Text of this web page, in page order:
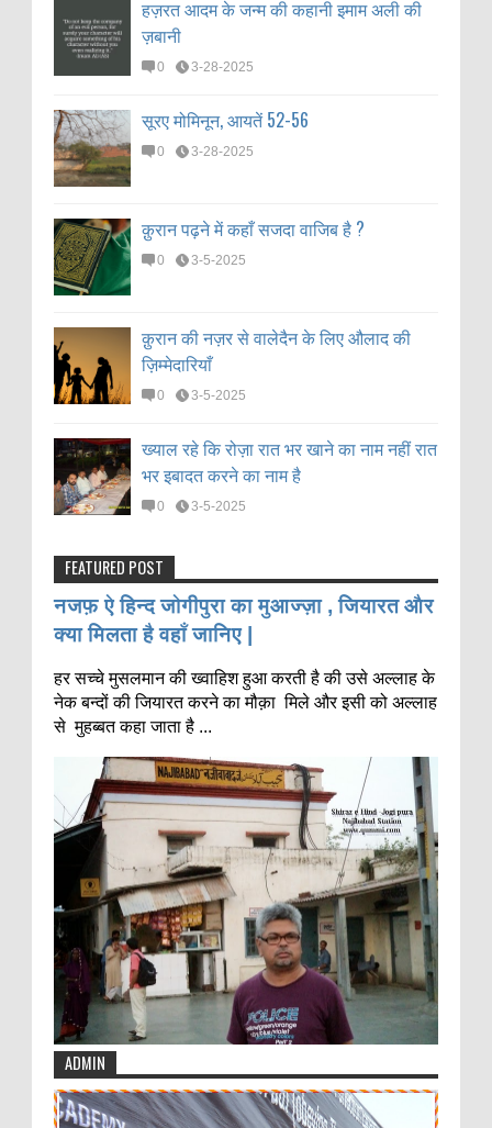
हज़रत आदम के जन्म की कहानी इमाम अली की
ज़बानी
0 3-28-2025
सूरए मोमिनून, आयतें 52-56
0 3-28-2025
क़ुरान पढ़ने में कहाँ सजदा वाजिब है ?
0 3-5-2025
क़ुरान की नज़र से वालेदैन के लिए औलाद की
ज़िम्मेदारियाँ
0 3-5-2025
ख्याल रहे कि रोज़ा रात भर खाने का नाम नहीं रात
भर इबादत करने का नाम है
0 3-5-2025
FEATURED POST
नजफ़ ऐ हिन्द जोगीपुरा का मुआज्ज़ा , जियारत और
क्या मिलता है वहाँ जानिए |
हर सच्चे मुसलमान की ख्वाहिश हुआ करती है की उसे अल्लाह के
नेक बन्दों की जियारत करने का मौक़ा मिले और इसी को अल्लाह
से मुहब्बत कहा जाता है ...
ADMIN